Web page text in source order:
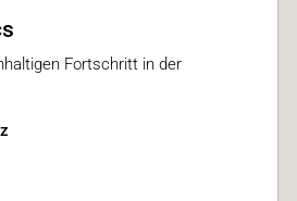
Fortschritt in der